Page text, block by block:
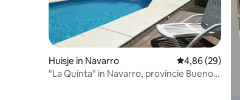
Huisje in Navarro Gemiddelde
4,86 (29)
"La Quinta" in Navarro, provincie Buenos